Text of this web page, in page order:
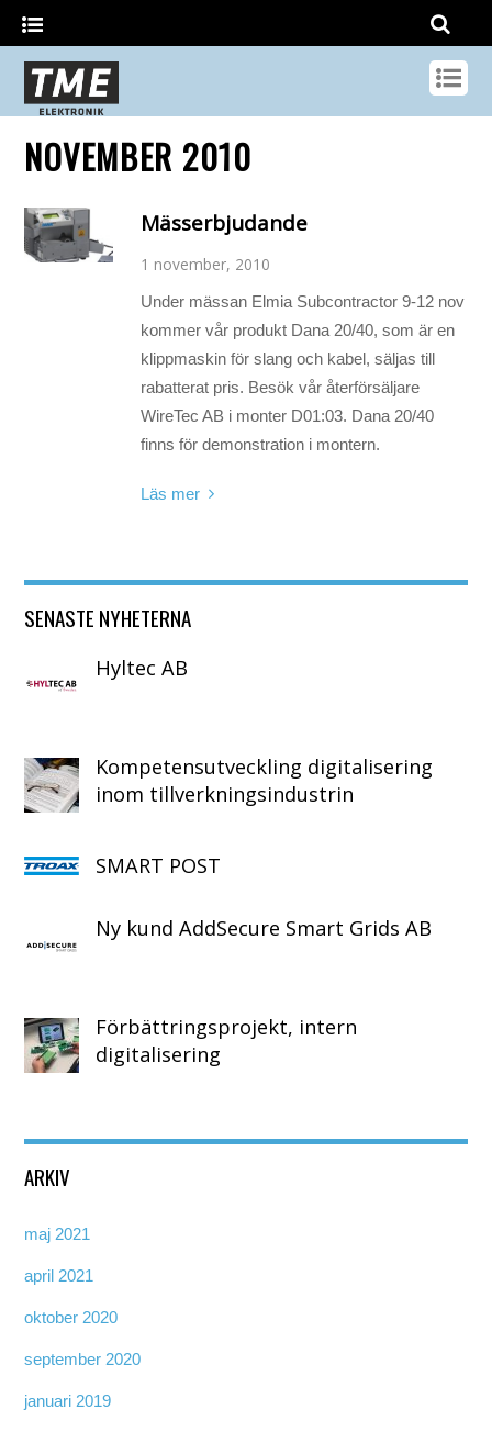
NOVEMBER 2010
Mässerbjudande
1 november, 2010
Under mässan Elmia Subcontractor 9-12 nov
kommer vår produkt Dana 20/40, som är en
klippmaskin för slang och kabel, säljas till
rabatterat pris. Besök vår återförsäljare
WireTec AB i monter D01:03. Dana 20/40
finns för demonstration i montern.
Läs mer
SENASTE NYHETERNA
Hyltec AB
Kompetensutveckling digitalisering
inom tillverkningsindustrin
SMART POST
Ny kund AddSecure Smart Grids AB
Förbättringsprojekt, intern
digitalisering
ARKIV
maj 2021
april 2021
oktober 2020
september 2020
januari 2019